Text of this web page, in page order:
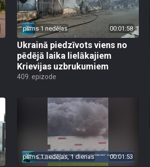
pirms 1 nedēļas 00:01:58
Ukrainā piedzīvots viens no
pēdējā laika lielākajiem
Krievijas uzbrukumiem
409. epizode
pirms 1 nedēļas, 1 dienas 00:01:53